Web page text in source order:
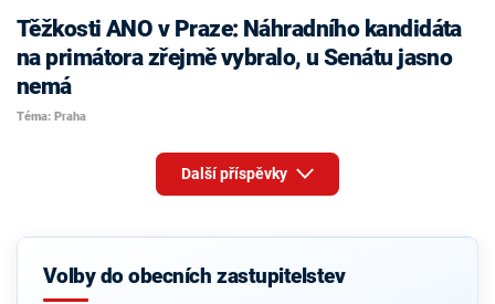
Těžkosti ANO v Praze: Náhradního kandidáta
na primátora zřejmě vybralo, u Senátu jasno
nemá
Téma: Praha
Další příspěvky
Volby do obecních zastupitelstev